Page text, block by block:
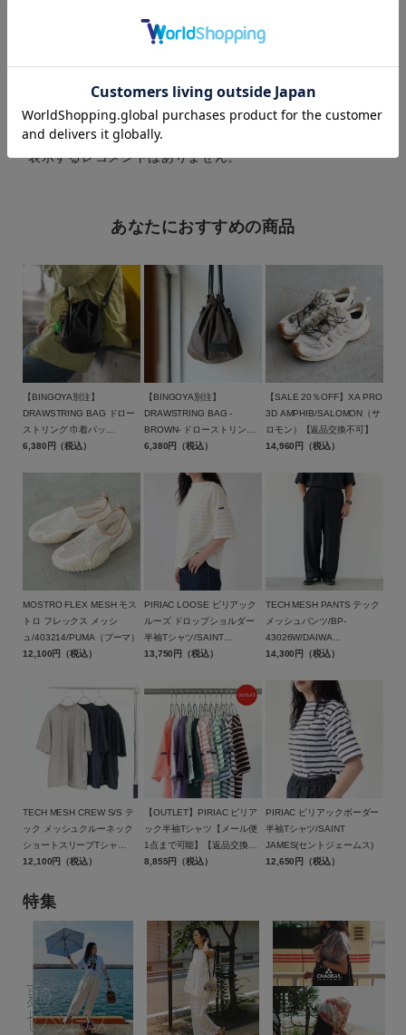
通常商品
セール価格 WEB限定
在庫あり 在庫なし含む
最近チェックした商品
表示するレコメンドはありません。
あなたにおすすめの商品
【BINGOYA別注】
DRAWSTRING BAG ドロー
ストリング 巾着バッ
グ/BAICYCLON by
6,380円（税込）
【BINGOYA別注】
DRAWSTRING BAG -
BROWN- ドローストリング
巾着バッグ ブラウン/BCL-
Bagjack(バイシクロン バイ
バッグジャック)【メール便1
6,380円（税込）
【SALE 20％OFF】XA PRO
3D AMPHIB/SALOMON（サ
ロモン）【返品交換不可】
14,960円（税込）
MOSTRO FLEX MESH モス
トロ フレックス メッシ
ュ/403214/PUMA（プーマ）
12,100円（税込）
PIRIAC LOOSE ピリアック
ルーズ ドロップショルダー
半袖Tシャツ/SAINT
JAMES(セントジェームス)
13,750円（税込）
TECH MESH PANTS テック
メッシュパンツ/BP-
43026W/DAIWA
PIER39（ダイワ ピア39）
14,300円（税込）
TECH MESH CREW S/S テ
ック メッシュクルーネック
ショートスリーブTシャ
ツ/BE-40026W/DAIWA
12,100円（税込）
【OUTLET】PIRIAC ピリア
ック半袖Tシャツ【メール便
1点まで可能】【返品交換不
可】/SAINT JAMES（セント
8,855円（税込）
PIRIAC ピリアックボーダー
半袖Tシャツ/SAINT
JAMES(セントジェームス)
12,650円（税込）
特集